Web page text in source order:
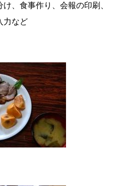
、食事作り、会報の印刷、
力など